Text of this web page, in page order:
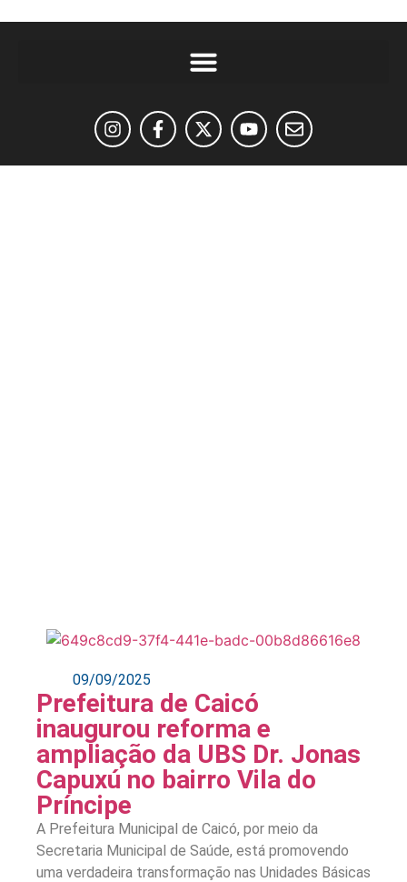
09/09/2025
Prefeitura de Caicó
inaugurou reforma e
ampliação da UBS Dr. Jonas
Capuxú no bairro Vila do
Príncipe
A Prefeitura Municipal de Caicó, por meio da
Secretaria Municipal de Saúde, está promovendo
uma verdadeira transformação nas Unidades Básicas